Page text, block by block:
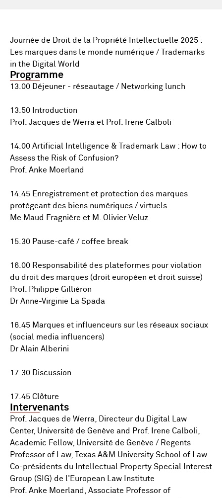
Journée de Droit de la Propriété Intellectuelle 2025 :
Les marques dans le monde numérique / Trademarks
in the Digital World
Programme
13.00 Déjeuner - réseautage / Networking lunch
13.50 Introduction
Prof. Jacques de Werra et Prof. Irene Calboli
14.00 Artificial Intelligence & Trademark Law : How to
Assess the Risk of Confusion?
Prof. Anke Moerland
14.45 Enregistrement et protection des marques
protégeant des biens numériques / virtuels
Me Maud Fragnière et M. Olivier Veluz
15.30 Pause-café / coffee break
16.00 Responsabilité des plateformes pour violation
du droit des marques (droit européen et droit suisse)
Prof. Philippe Gilliéron
Dr Anne-Virginie La Spada
16.45 Marques et influenceurs sur les réseaux sociaux
(social media influencers)
Dr Alain Alberini
17.30 Discussion
17.45 Clôture
Intervenants
Prof. Jacques de Werra, Directeur du Digital Law
Center, Université de Genève and Prof. Irene Calboli,
Academic Fellow, Université de Genève / Regents
Professor of Law, Texas A&M University School of Law.
Co-présidents du Intellectual Property Special Interest
Group (SIG) de l'European Law Institute
Prof. Anke Moerland, Associate Professor of